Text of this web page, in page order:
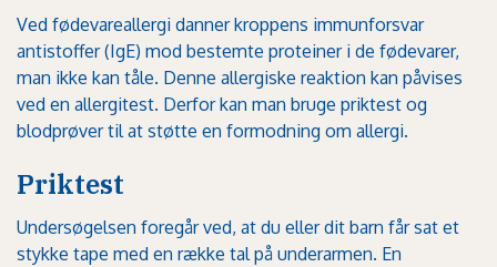
Ved fødevareallergi danner kroppens immunforsvar
antistoffer (IgE) mod bestemte proteiner i de fødevarer,
man ikke kan tåle. Denne allergiske reaktion kan påvises
ved en allergitest. Derfor kan man bruge priktest og
blodprøver til at støtte en formodning om allergi.
Priktest
Undersøgelsen foregår ved, at du eller dit barn får sat et
stykke tape med en række tal på underarmen. En